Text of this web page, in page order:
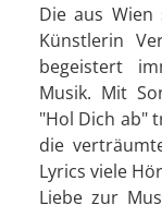
Die aus
Künstlerin
begeistert
Musik. Mit
"Hol Dich ab"
die
Lyrics viele
Liebe zur